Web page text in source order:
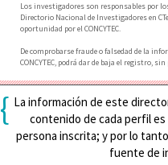
Los investigadores son responsables por
Directorio Nacional de Investigadores en
oportunidad por el CONCYTEC.
De comprobarse fraude o falsedad de la
CONCYTEC, podrá dar de baja el registro,
{ La información de este
contenido de cada perfil
persona inscrita; y por lo
fuente de